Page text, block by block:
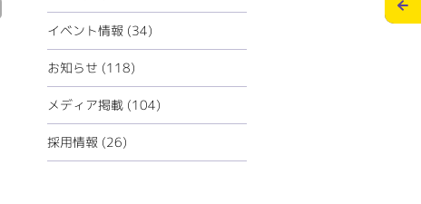
ECOリフォーム
ペレットストーブ
ミツイバウデザイン
イベント情報 (34)
お知らせ (118)
メディア掲載 (104)
採用情報 (26)